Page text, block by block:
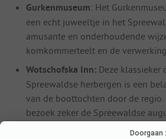
Gurkenmuseum: Het
een echt juweeltje in het
amusante en onderhoudende
komkommerteelt en de
Wotschofska Inn: Deze klassieker
Spreewaldse herbergen is een
van de boottochten door de regio.
bezoek zeker de Spreewaldse
Voor